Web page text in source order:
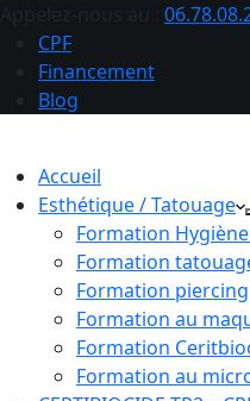
CPF
Financement
Blog
Accueil
Esthétique / Tatouage
Formation
Formation
Formation piercing
Formation au
Formation
Formation au